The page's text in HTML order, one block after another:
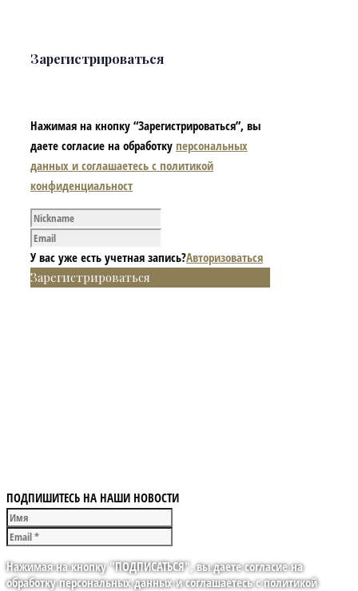
Зарегистрироваться
Нажимая на кнопку “Зарегистрироваться”, вы
даете согласие на обработку персональных
данных и соглашаетесь с политикой
конфиденциальност
У вас уже есть учетная запись?Авторизоваться
Зарегистрироваться
ПОДПИШИТЕСЬ НА НАШИ НОВОСТИ
Нажимая на кнопку "ПОДПИСАТЬСЯ", вы даете согласие на
обработку персональных данных и соглашаетесь с политикой